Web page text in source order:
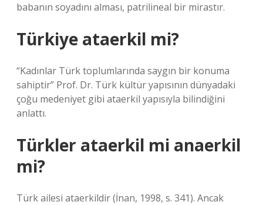
babanın soyadını alması, patrilineal bir mirastır.
Türkiye ataerkil mi?
“Kadınlar Türk toplumlarında saygın bir konuma
sahiptir” Prof. Dr. Türk kültür yapısının dünyadaki
çoğu medeniyet gibi ataerkil yapısıyla bilindiğini
anlattı.
Türkler ataerkil mi anaerkil
mi?
Türk ailesi ataerkildir (İnan, 1998, s. 341). Ancak